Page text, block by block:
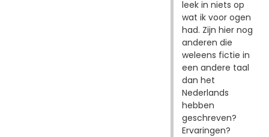
leek in niets op
wat ik voor ogen
had. Zijn hier nog
anderen die
weleens fictie in
een andere taal
dan het
Nederlands
hebben
geschreven?
Ervaringen?